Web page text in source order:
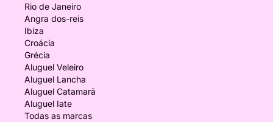
Rio de Janeiro
Angra dos-reis
Ibiza
Croácia
Grécia
Aluguel Veleiro
Aluguel Lancha
Aluguel Catamarã
Aluguel Iate
Todas as marcas